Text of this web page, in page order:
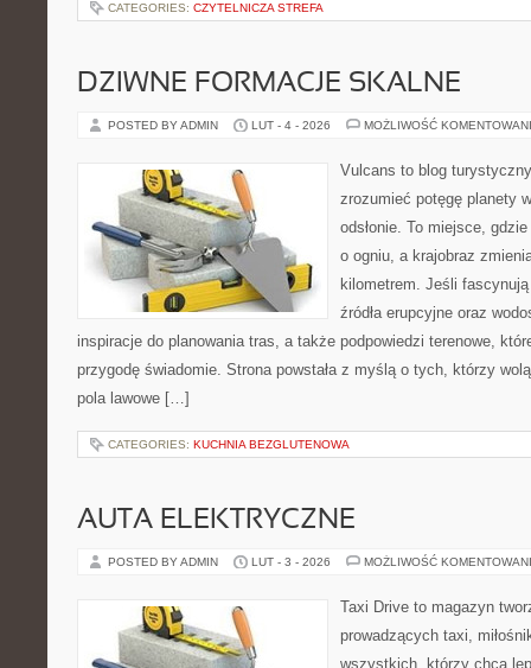
CATEGORIES: CZYTELNICZA STREFA
DZIWNE FORMACJE SKALNE
POSTED BY ADMIN LUT - 4 - 2026 MOŻLIWOŚĆ
Vulcans to blog
zrozumieć potęgę planety
odsłonie. To miejsce,
o ogniu, a krajobraz
kilometrem. Jeśli
źródła erupcyjne oraz
inspiracje do planowania tras, a także podpowiedzi terenowe,
przygodę świadomie. Strona powstała z myślą o tych, którzy
pola lawowe […]
CATEGORIES: KUCHNIA BEZGLUTENOWA
AUTA ELEKTRYCZNE
POSTED BY ADMIN LUT - 3 - 2026 MOŻLIWOŚĆ
Taxi Drive to magazyn
prowadzących taxi,
wszystkich, którzy chcą